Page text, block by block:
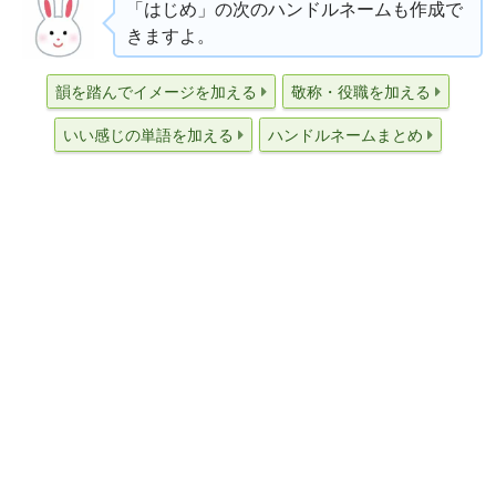
「はじめ」の次のハンドルネームも作成で
きますよ。
韻を踏んでイメージを加える 敬称・役職を加える
いい感じの単語を加える ハンドルネームまとめ